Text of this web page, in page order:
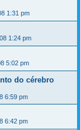
1:31 pm
1:24 pm
5:02 pm
do cérebro
6:59 pm
6:42 pm